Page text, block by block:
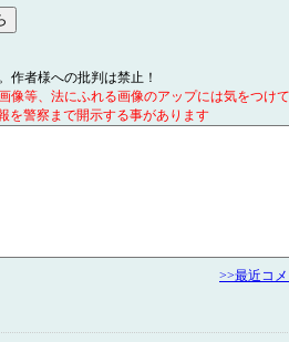
作者様への批判は禁止！
像等、法にふれる画像のアップには気をつけ
を警察まで開示する事があります
>>最近コ